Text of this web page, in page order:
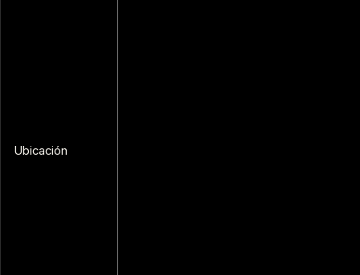
Ubicación